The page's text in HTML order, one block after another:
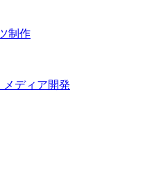
制作
メディア開発